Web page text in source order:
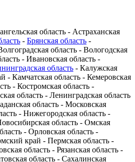
область - Астраханская
- Брянская область -
область - Вологодская
- Ивановская область -
область - Калужская
- Камчатская область - Кемеровская
- Костромская область -
область - Ленинградская область
область - Московская
- Нижегородская область -
область - Омская
- Орловская область -
край - Пермская область -
область - Рязанская область -
область - Сахалинская